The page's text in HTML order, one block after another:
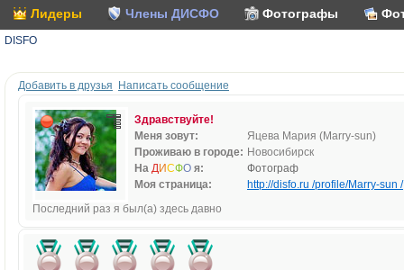
Лидеры Члены ДИСФО Фотографы
DISFO
Добавить в друзья Написать сообщение
Здравствуйте!
Меня зовут:
Яцева Мария (Marry-sun)
Проживаю в городе: Новосибирск
На ДИСФО я:
Фотограф
Моя страница:
http://disfo.ru /profile/Marry-sun /
Последний раз я был(а) здесь давно